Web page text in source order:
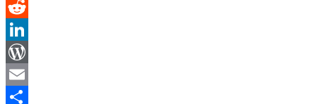
Message
Reddit
LinkedIn
WordPress
Email